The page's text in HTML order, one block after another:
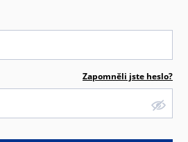
Zapomněli jste heslo?